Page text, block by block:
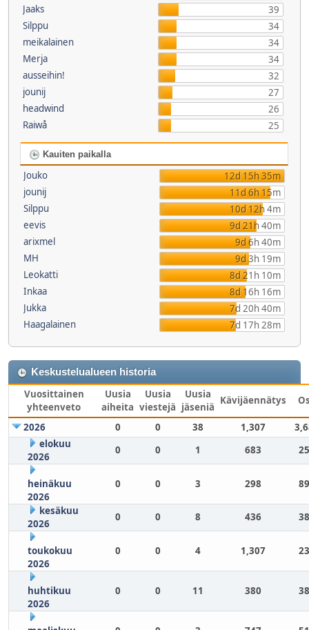
Jaaks
39
Silppu
34
meikalainen
34
Merja
34
ausseihin!
32
jounij
27
headwind
26
Raiwå
25
Kauiten paikalla
Jouko
12d 15h 35m
jounij
11d 6h 15m
Silppu
10d 12h 4m
eevis
9d 21h 40m
arixmel
9d 6h 40m
MH
9d 3h 19m
Leokatti
8d 21h 10m
Inkaa
8d 16h 16m
Jukka
7d 20h 40m
Haagalainen
7d 17h 28m
Keskustelualueen historia
Vuosittainen
yhteenveto
Uusia
aiheita
Uusia
viestejä
Uusia
jäseniä
Kävijäennätys
2026 0 0 38 1,307
elokuu
2026
0 0 1 683
heinäkuu
2026
0 0 3 298
kesäkuu
2026
0 0 8 436
toukokuu
2026
0 0 4 1,307
huhtikuu
2026
0 0 11 380